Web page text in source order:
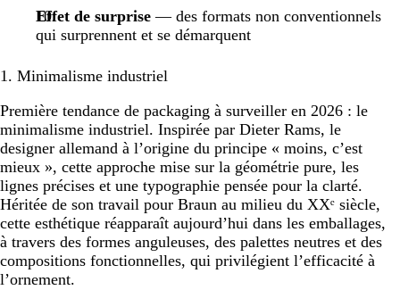
Effet de surprise— des formats non conventionnels
qui surprennent et se démarquent
1. Minimalisme industriel
Première tendance de packaging à surveiller en 2026 : le
minimalisme industriel. Inspirée par Dieter Rams, le
designer allemand à l’origine du principe « moins, c’est
mieux », cette approche mise sur la géométrie pure, les
lignes précises et une typographie pensée pour la clarté.
Héritée de son travail pour Braun au milieu du XXᵉ siècle,
cette esthétique réapparaît aujourd’hui dans les emballages,
à travers des formes anguleuses, des palettes neutres et des
compositions fonctionnelles, qui privilégient l’efficacité à
l’ornement.